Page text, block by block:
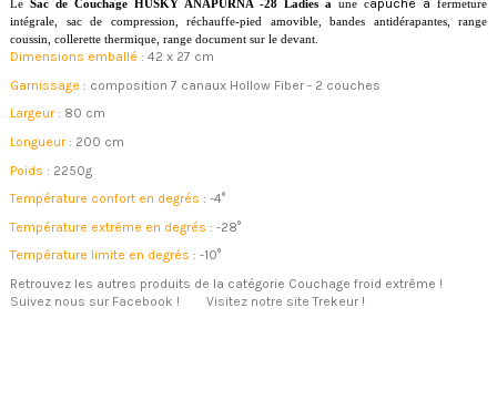
Le Sac de Couchage HUSKY ANAPURNA -28 Ladies a une capuche à fermeture
intégrale, sac de compression, réchauffe-pied amovible, bandes antidérapantes, range
coussin, collerette thermique, range document sur le devant.
Dimensions emballé : 42 x 27 cm
Garnissage : composition 7 canaux Hollow Fiber - 2 couches
Largeur : 80 cm
Longueur: 200 cm
Poids : 2250g
Température confort en degrés : -4°
Température extrême en degrés : -28°
Température limite en degrés : -10°
Retrouvez les autres produits de la catégorie Couchage froid extrême !
Suivez nous sur Facebook !
Visitez notre site Trekeur !